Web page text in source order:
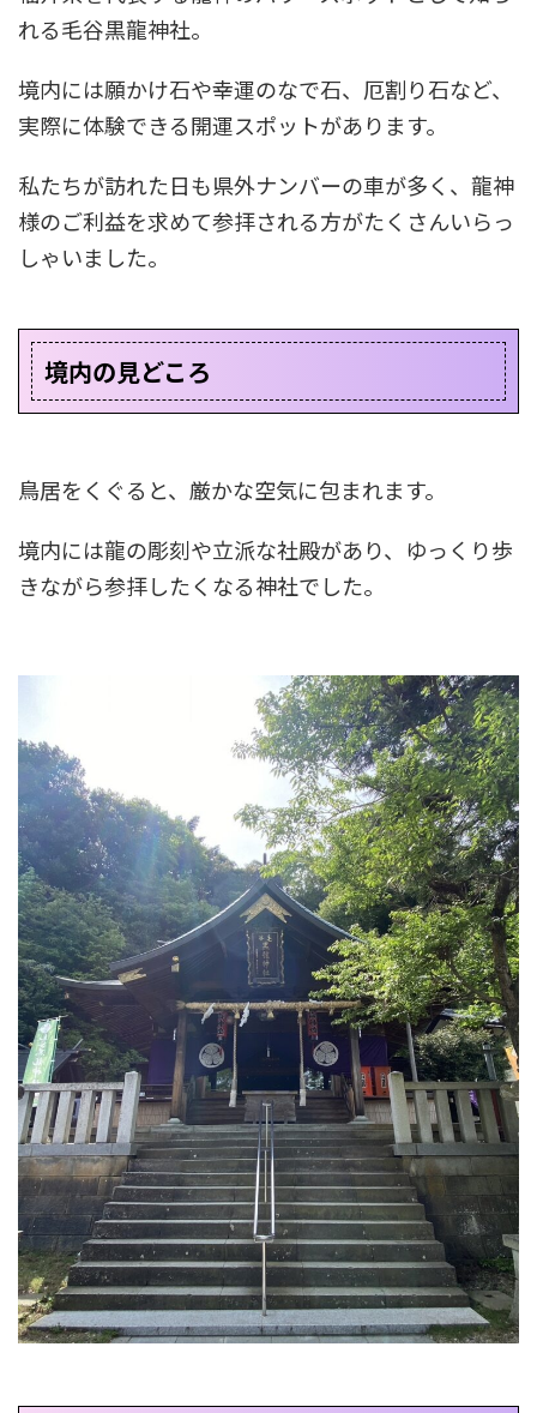
れる毛谷黒龍神社。
境内には願かけ石や幸運のなで石、厄割り石など、
実際に体験できる開運スポットがあります。
私たちが訪れた日も県外ナンバーの車が多く、龍神
様のご利益を求めて参拝される方がたくさんいらっ
しゃいました。
境内の見どころ
鳥居をくぐると、厳かな空気に包まれます。
境内には龍の彫刻や立派な社殿があり、ゆっくり歩
きながら参拝したくなる神社でした。